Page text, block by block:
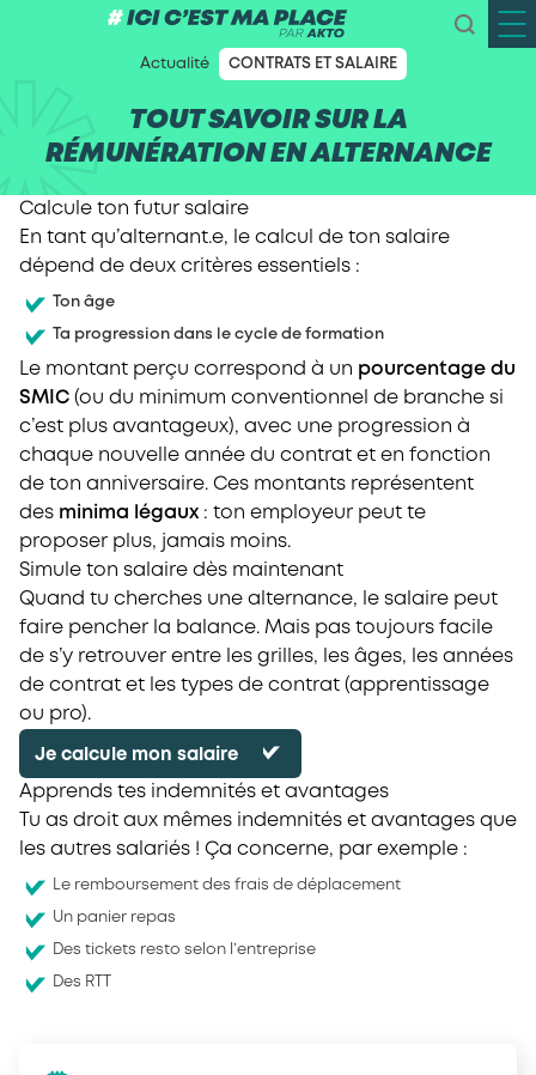
Actualité CONTRATS ET SALAIRE
TOUT SAVOIR SUR LA
RÉMUNÉRATION EN ALTERNANCE
Calcule ton futur salaire
En tant qu’alternant.e, le calcul de ton salaire
dépend de deux critères essentiels :
Ton âge
Ta progression dans le cycle de formation
Le montant perçu correspond à un pourcentage du
SMIC (ou du minimum conventionnel de branche si
c’est plus avantageux), avec une progression à
chaque nouvelle année du contrat et en fonction
de ton anniversaire. Ces montants représentent
des minima légaux: ton employeur peut te
proposer plus, jamais moins.
Simule ton salaire dès maintenant
Quand tu cherches une alternance, le salaire peut
faire pencher la balance. Mais pas toujours facile
de s’y retrouver entre les grilles, les âges, les années
de contrat et les types de contrat (apprentissage
ou pro).
Je calcule mon salaire
Apprends tes indemnités et avantages
Tu as droit aux mêmes indemnités et avantages que
les autres salariés ! Ça concerne, par exemple :
Le remboursement des frais de déplacement
Un panier repas
Des tickets resto selon l’entreprise
Des RTT